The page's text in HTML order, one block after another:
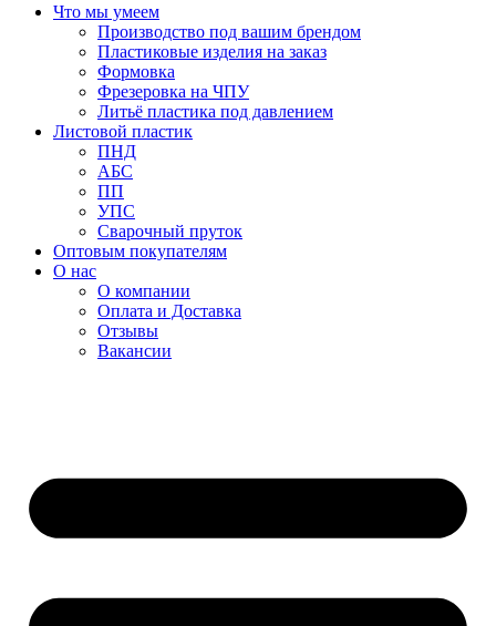
Что мы умеем
Производство под вашим брендом
Пластиковые изделия на заказ
Формовка
Фрезеровка на ЧПУ
Литьё пластика под давлением
Листовой пластик
ПНД
АБС
ПП
УПС
Сварочный пруток
Оптовым покупателям
О нас
О компании
Оплата и Доставка
Отзывы
Вакансии